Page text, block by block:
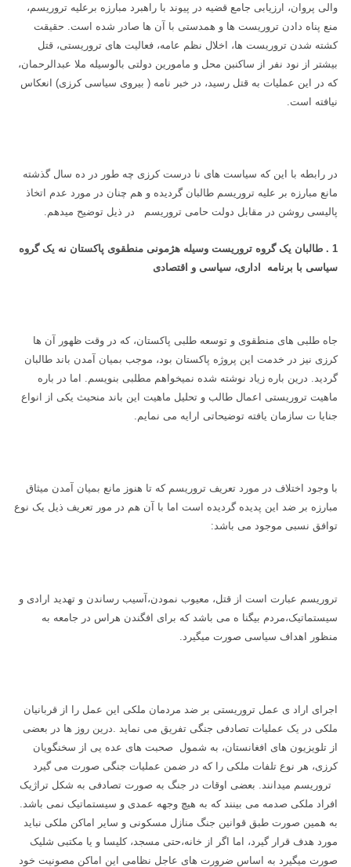
والی پروان، ارزیابی جامع قضیه در پیوند با راهبرد مبارزه برعلیه تروریسم،
منع پناه دادن تروریست ها و همدستی با آن ها صادر شده است. حقیقت
کشته شدن تروریست ها، اخلال نظم عامه، فعالیت های تروریستی، قتل
بیشتر از نود نفر از ساکنبن محل و مامورین دولتی بالوسیله ملا عبدالرحمان،
که در این عملیات به قتل رسید، در خبر نامه ( بیروی سیاسی کرزی) انعکاس
نیافته است.
در رابطه با این که سیاست های نا درست کرزی چه طور در ده سال گذشته
مانع مبارزه بر علیه تروریسم طالبان گردیده و هم چنان در مورد عدم اتخاذ
پالیسی روشن در مقابل دولت حامی تروریسم در ذیل توضیح میدهم.
1 . طالبان یک گروه تروریست وسیله هژمونی منطقوی پاکستان نه یک گروه
سیاسی با برنامه اداری، سیاسی و اقتصادی
جاه طلبی های منطقوی و توسعه طلبی پاکستان، که در وقت ظهور آن ها
کرزی نیز در خدمت این پروژه پاکستان بود، موجب بمیان آمدن باند طالبان
گردید. درین باره زیاد نوشته شده نمیخواهم مطلبی بنویسم. اما در باره
ماهیت تروریستی اعمال طالب و تحلیل ماهیت این باند منحیث یکی از انواع
جنایا ت سازمان یافته توضیحاتی ارایه می نمایم.
با وجود اختلاف در مورد تعریف تروریسم که تا هنوز مانع بمیان آمدن میثاق
مبارزه بر ضد این پدیده گردیده است اما با آن هم در مور تعریف ذیل یک نوع
توافق نسبی موجود می باشد:
تروریسم عبارت است از قتل، معیوب نمودن،آسیب رساندن و تهدید ارادی و
سیستماتیک،مردم بیگنا ه می باشد که برای افگندن هراس در جامعه به
منظور اهداف سیاسی صورت میگیرد.
اجرای اراد ی عمل تروریستی بر ضد مردمان ملکی این عمل را از قربانیان
ملکی در یک عملیات تصادفی جنگی تفریق می نماید .درین روز ها در بعضی
از تلویزیون های افغانستان، به شمول صحبت های عده یی از سخنگویان
کرزی، هر نوع تلفات ملکی را که در ضمن عملیات جنگی صورت می گیرد
تروریسم میدانند. بعضی اوقات در جنگ به صورت تصادفی به شکل تراژیک
افراد ملکی صدمه می بینند که به هیچ وجهه عمدی و سیستماتیک نمی باشد.
به همین صورت طبق قوانین جنگ منازل مسکونی و سایر اماکن ملکی نباید
مورد هدف قرار گیرد، اما اگر از خانه،حتی مسجد، کلیسا و یا مکتبی شلیک
صورت میگیرد به اساس ضرورت های عاجل نظامی این اماکن مصونیت خود